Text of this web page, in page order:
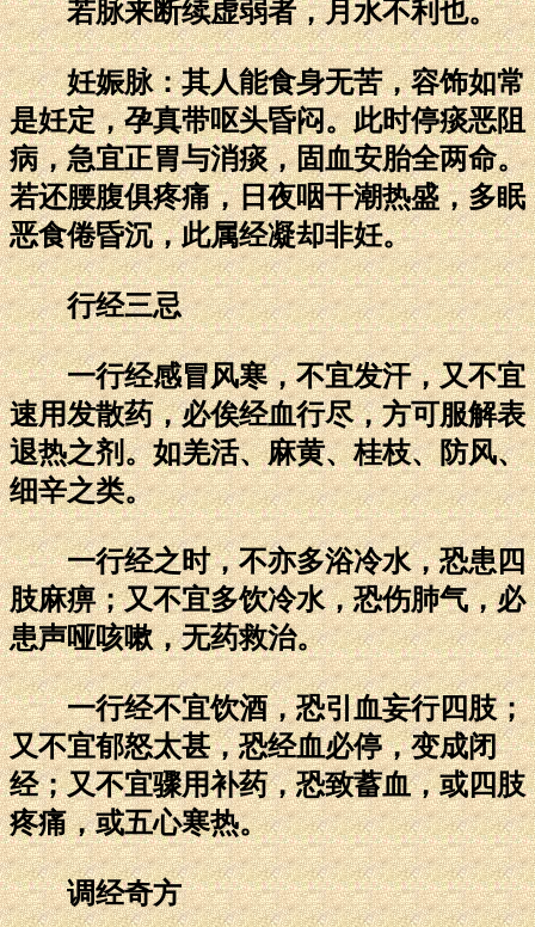
若脉来断续虚弱者，月水不利也。
妊娠脉：其人能食身无苦，容饰如常
是妊定，孕真带呕头昏闷。此时停痰恶阻
病，急宜正胃与消痰，固血安胎全两命。
若还腰腹俱疼痛，日夜咽干潮热盛，多眠
恶食倦昏沉，此属经凝却非妊。
行经三忌
一行经感冒风寒，不宜发汗，又不宜
速用发散药，必俟经血行尽，方可服解表
退热之剂。如羌活、麻黄、桂枝、防风、
细辛之类。
一行经之时，不亦多浴冷水，恐患四
肢麻痹；又不宜多饮冷水，恐伤肺气，必
患声哑咳嗽，无药救治。
一行经不宜饮酒，恐引血妄行四肢；
又不宜郁怒太甚，恐经血必停，变成闭
经；又不宜骤用补药，恐致蓄血，或四肢
疼痛，或五心寒热。
调经奇方